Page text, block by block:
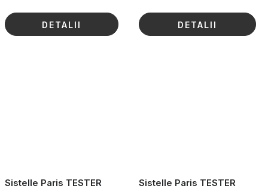
DETALII DETALII
Sistelle Paris TESTER
Sistelle Paris TESTER